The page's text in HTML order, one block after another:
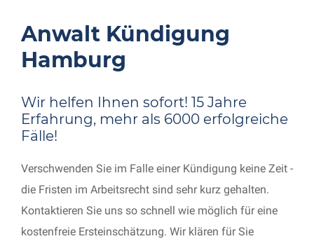
Anwalt Kündigung
Hamburg
Wir helfen Ihnen sofort! 15 Jahre
Erfahrung, mehr als 6000 erfolgreiche
Fälle!
Verschwenden Sie im Falle einer Kündigung keine Zeit -
die Fristen im Arbeitsrecht sind sehr kurz gehalten.
Kontaktieren Sie uns so schnell wie möglich für eine
kostenfreie Ersteinschätzung. Wir klären für Sie